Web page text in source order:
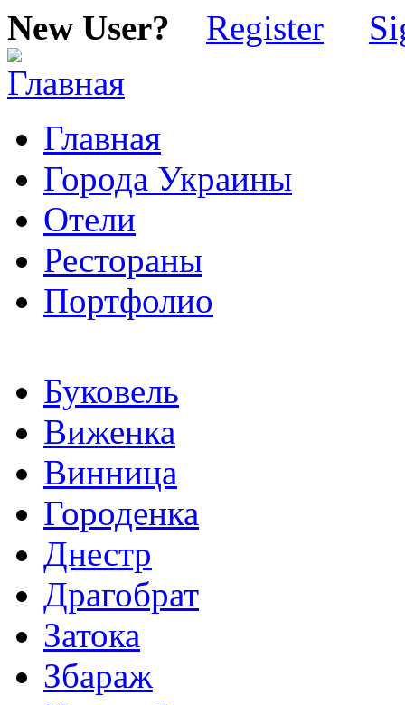
New User? Register
Главная
Города Украины
Отели
Рестораны
Портфолио
Буковель
Виженка
Винница
Городенка
Днестр
Драгобрат
Затока
Збараж